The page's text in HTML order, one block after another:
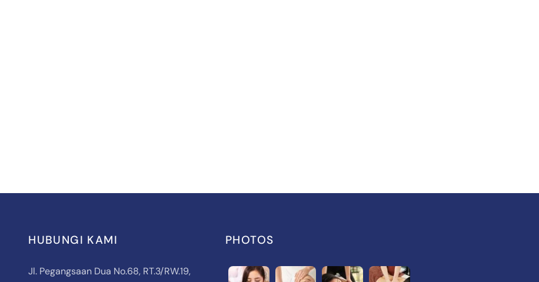
HUBUNGI KAMI
Jl. Pegangsaan Dua No.68, RT.3/RW.19,
PHOTOS